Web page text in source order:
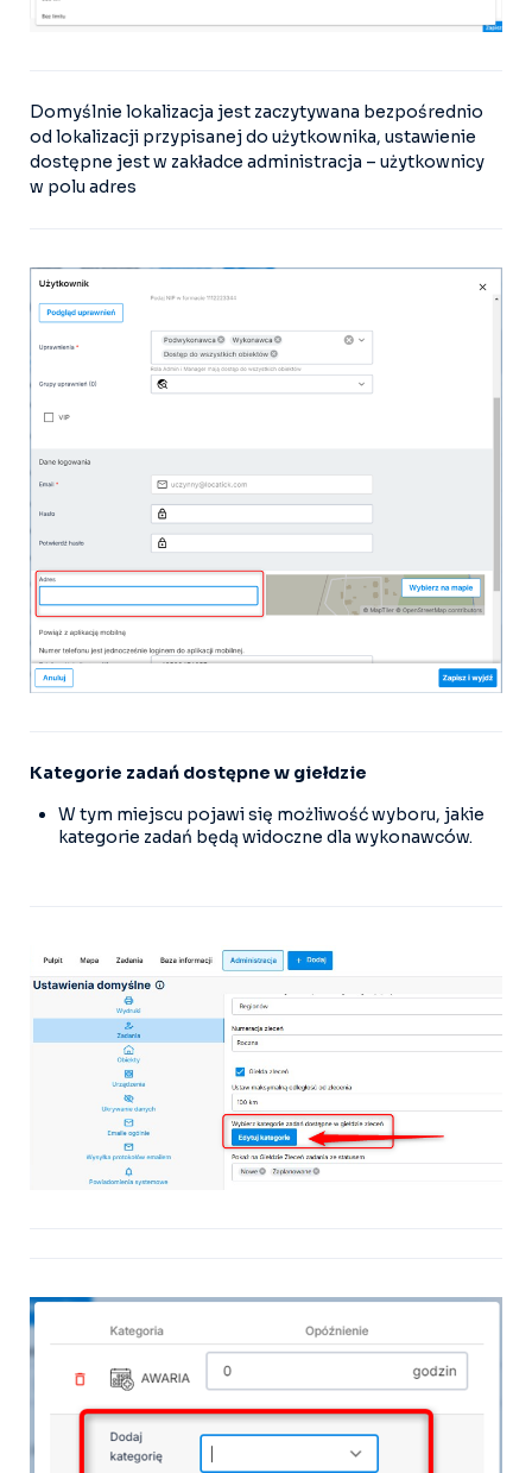
Domyślnie lokalizacja jest zaczytywana bezpośrednio
od lokalizacji przypisanej do użytkownika, ustawienie
dostępne jest w zakładce administracja – użytkownicy
w polu adres
Kategorie zadań dostępne w giełdzie
W tym miejscu pojawi się możliwość wyboru, jakie
kategorie zadań będą widoczne dla wykonawców.